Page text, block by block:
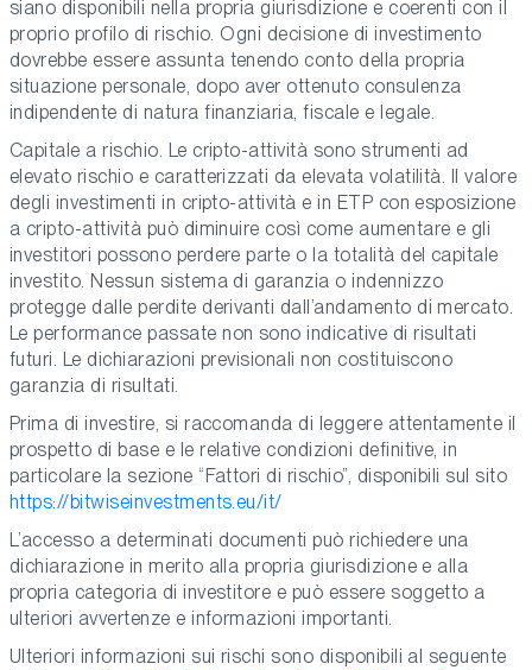
siano disponibili nella propria giurisdizione e coerenti con il
proprio profilo di rischio. Ogni decisione di investimento
dovrebbe essere assunta tenendo conto della propria
situazione personale, dopo aver ottenuto consulenza
indipendente di natura finanziaria, fiscale e legale.
Capitale a rischio. Le cripto-attività sono strumenti ad
elevato rischio e caratterizzati da elevata volatilità. Il valore
degli investimenti in cripto-attività e in ETP con esposizione
a cripto-attività può diminuire così come aumentare e gli
investitori possono perdere parte o la totalità del capitale
investito. Nessun sistema di garanzia o indennizzo
protegge dalle perdite derivanti dall’andamento di mercato.
Le performance passate non sono indicative di risultati
futuri. Le dichiarazioni previsionali non costituiscono
garanzia di risultati.
Prima di investire, si raccomanda di leggere attentamente il
prospetto di base e le relative condizioni definitive, in
particolare la sezione “Fattori di rischio”, disponibili sul sito
https://bitwiseinvestments.eu/it/
L’accesso a determinati documenti può richiedere una
dichiarazione in merito alla propria giurisdizione e alla
propria categoria di investitore e può essere soggetto a
ulteriori avvertenze e informazioni importanti.
Ulteriori informazioni sui rischi sono disponibili al seguente